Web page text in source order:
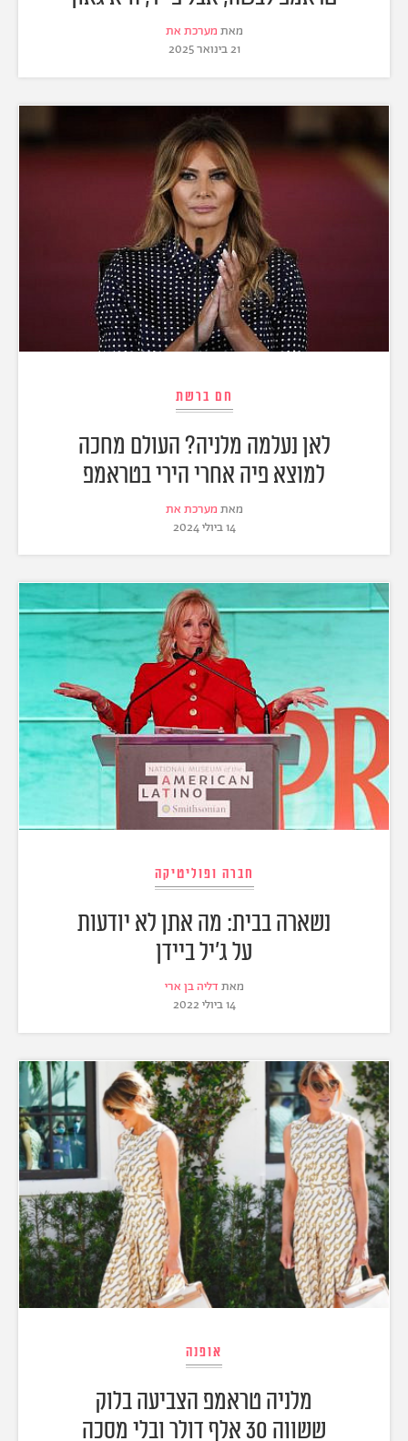
מאת מערכת את
21 בינואר 2025
חם ברשת
לאן נעלמה מלניה? העולם מחכה
למוצא פיה אחרי הירי בטראמפ
מאת מערכת את
14 ביולי 2024
חברה ופוליטיקה
נשארה בבית: מה אתן לא יודעות
על ג'יל ביידן
מאת דליה בן ארי
14 ביולי 2022
אופנה
מלניה טראמפ הצביעה בלוק
ששווה 30 אלף דולר ובלי מסכה